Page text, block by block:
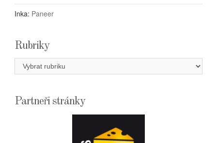
Inka: Paneer
Rubriky
Rubriky
Partneři stránky